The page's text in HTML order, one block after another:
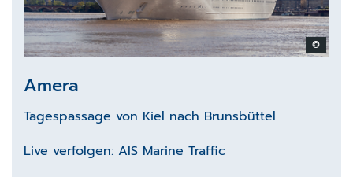
©
Amera
Tagespassage von Kiel nach Brunsbüttel
Live verfolgen: AIS Marine Traffic